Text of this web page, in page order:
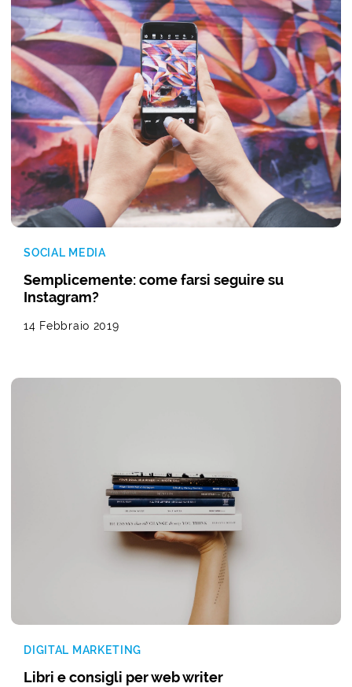
SOCIAL MEDIA
Semplicemente: come farsi seguire su
Instagram?
14 Febbraio 2019
DIGITAL MARKETING
Libri e consigli per web writer